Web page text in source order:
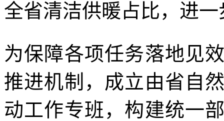
全省清洁供暖占比，进
为保障各项任务落地见
推进机制，成立由省自
动工作专班，构建统一